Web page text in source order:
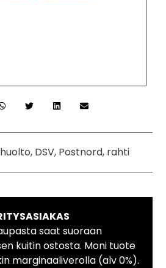
DSV, Postnord, rahti
saat suoraan
kuitin ostosta. Moni tuote
marginaaliverolla (alv 0%).